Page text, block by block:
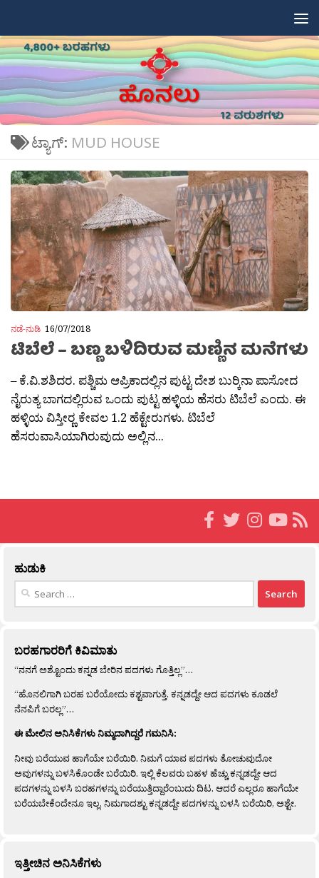
ಟ್ಯಾಗ್: MUD HOUSE
ನಡೆ-ನುಡಿ 16/07/2018
ಟಿಬೆಲೆ – ಬಣ್ಣ ಬಳಿದಿರುವ ಮಣ್ಣಿನ ಮನೆಗಳು
– ಕೆ.ವಿ.ಶಶಿದರ. ಪಶ್ಚಿಮ ಆಪ್ರಿಕಾದಲ್ಲಿನ ಪುಟ್ಟ ದೇಶ ಬುರ‍್ಕಿನಾ ಪಾಸೋದ
ನೈರುತ್ಯ ಬಾಗದಲ್ಲಿರುವ ಒಂದು ಪುಟ್ಟ ಹಳ್ಳಿಯ ಹೆಸರು ಟಿಬೆಲೆ ಎಂದು. ಈ
ಹಳ್ಳಿಯ ವಿಸ್ತೀರ‍್ಣ ಕೇವಲ 1.2 ಹೆಕ್ಟೇರುಗಳು. ಟಿಬೆಲೆ
ಹೆಸರುವಾಸಿಯಾಗಿರುವುದು ಅಲ್ಲಿನ...
ಹುಡುಕಿ
Search
ಬರಹಗಾರರಿಗೆ ಕಿವಿಮಾತು
“ನನಗೆ ಅಶ್ಟೊಂದು ಕನ್ನಡ ಬೇರಿನ ಪದಗಳು ಗೊತ್ತಿಲ್ಲ”…
“ಹೊನಲಿಗಾಗಿ ಬರಹ ಬರೆಯೋದು ಕಶ್ಟವಾಗುತ್ತೆ. ಕನ್ನಡದ್ದೇ ಆದ ಪದಗಳು ಕೂಡಲೆ
ನೆನಪಿಗೆ ಬರಲ್ಲ”…
ಈ ಮೇಲಿನ ಅನಿಸಿಕೆಗಳು ನಿಮ್ಮದಾಗಿದ್ದರೆ ಗಮನಿಸಿ:
ನೀವು ಬರೆಯುವ ಹಾಗೆಯೇ ಬರೆಯಿರಿ. ನಿಮಗೆ ಯಾವ ಪದಗಳು ತೋಚುವುದೋ
ಅವುಗಳನ್ನು ಬಳಸಿಕೊಂಡೇ ಬರೆಯಿರಿ. ಇಲ್ಲಿ ಕೆಲವರು ಬಹಳ ಹೆಚ್ಚು ಕನ್ನಡದ್ದೇ ಆದ
ಪದಗಳನ್ನು ಬಳಸಿ ಬರಹಗಳನ್ನು ಬರೆಯುತ್ತಿದ್ದಾರೆಂಬುದು ದಿಟ. ಆದರೆ ಎಲ್ಲರೂ ಹಾಗೆಯೇ
ಬರೆಯಬೇಕೆಂದೇನೂ ಇಲ್ಲ. ನಿಮಗಾದಶ್ಟು ಕನ್ನಡದ್ದೇ ಪದಗಳನ್ನು ಬಳಸಿ ಬರೆಯಿರಿ, ಅಶ್ಟೇ.
ಇತ್ತೀಚಿನ ಅನಿಸಿಕೆಗಳು